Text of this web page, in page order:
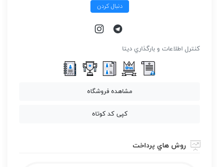
دنبال کردن
كنترل اطلاعات و بارگذاري ديتا
مشاهده فروشگاه
کپی کد کوتاه
روش هاي پرداخت